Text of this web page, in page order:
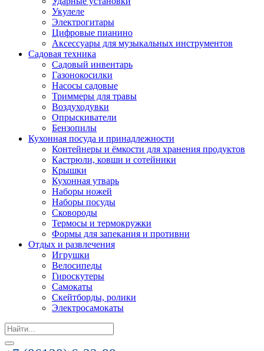
Укулеле
Электрогитары
Цифровые пианино
Аксессуары для музыкальных инструментов
Садовая техника
Садовый инвентарь
Газонокосилки
Насосы садовые
Триммеры для травы
Воздуходувки
Опрыскиватели
Бензопилы
Кухонная посуда и принадлежности
Контейнеры и ёмкости для хранения продуктов
Кастрюли, ковши и сотейники
Крышки
Кухонная утварь
Наборы ножей
Наборы посуды
Сковороды
Термосы и термокружки
Формы для запекания и противни
Отдых и развлечения
Игрушки
Велосипеды
Гироскутеры
Самокаты
Скейтборды, ролики
Электросамокаты
Search
for: